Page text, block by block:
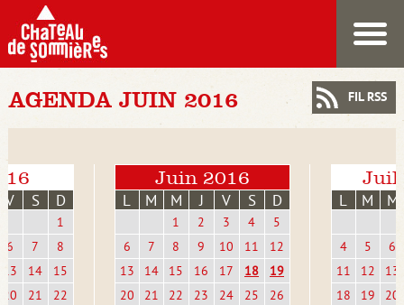
AGENDA JUIN 2016
V S D
1
6
7
8
13
14
15
20
21
22
Juin 2016
L M M J V S D
1 2 3 4
5
6
7 8 9 10 11
12
13
14 15 16 17 18
19
20
21 22 23 24 25
26
L M M
4 5
6
11
12
13
18
19
20
FIL RSS